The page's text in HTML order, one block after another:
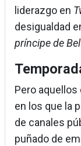
liderazgo en
desigualdad
príncipe de
Pero
en los que la
de canales
puñado de